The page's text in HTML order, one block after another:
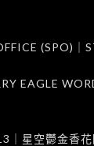
(SPO)｜
EAGLE
｜星空鬱金香